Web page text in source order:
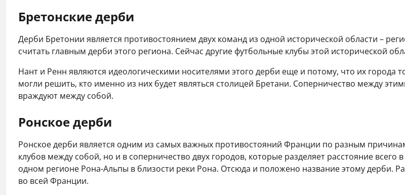
Бретонские дерби
Дерби Бретонии является противостоянием двух команд из одной исторической области –
считать главным дерби этого региона. Сейчас другие футбольные клубы этой исторической
Нант и Ренн являются идеологическими носителями этого дерби еще и потому, что их города
могли решить, кто именно из них будет являться столицей Бретани. Соперничество между
враждуют между собой.
Ронское дерби
Ронское дерби является одним из самых важных противостояний Франции по разным
клубов между собой, но и в соперничество двух городов, которые разделяет расстояние
одном регионе Рона-Альпы в близости реки Рона. Отсюда и положено название этому
во всей Франции.